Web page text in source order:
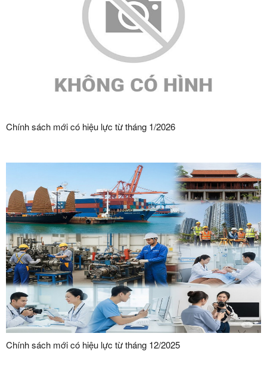
Chính sách mới có hiệu lực từ tháng 1/2026
Chính sách mới có hiệu lực từ tháng 12/2025